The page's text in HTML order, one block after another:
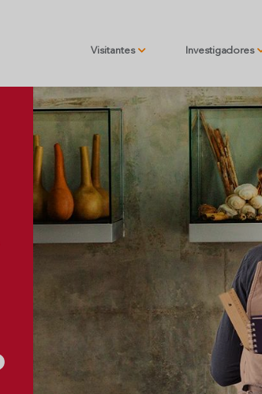
Visitantes Investigadores